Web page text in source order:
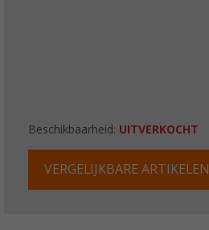
Beschikbaarheid: UITVERKOCHT
VERGELIJKBARE ARTIKELEN